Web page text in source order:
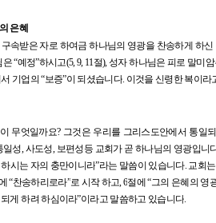
은혜
속받은 자로 하여금 하나님의 영광을 찬송하게 하신
은“예정”하시고(5, 9, 11절),성자 하나님은 피로 말미
기업의“보증”이 되셨습니다. 이것을 신령한 복이라
무엇일까요? 그것은 우리를 그리스도안에서 통일
일성,사도성, 보편성등 교회가 곧 하나님의 영광입니
시는 자의 충만이니라”라는 말씀이 있습니다. 교회
“찬송하리로라”로 시작 하고, 6절에“그의 은혜의 영
게 하려 하심이라”이라고 말씀하고 있습니다.